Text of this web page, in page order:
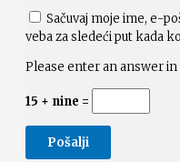
Sačuvaj moje ime, e-
veba za sledeći put kada
Please enter an answer in
15 + nine =